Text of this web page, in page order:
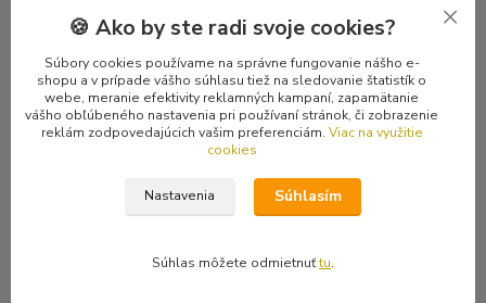
🍪 Ako by ste radi svoje cookies?
Súbory cookies používame na správne fungovanie nášho e-
shopu a v prípade vášho súhlasu tiež na sledovanie štatistík o
webe, meranie efektivity reklamných kampaní, zapamätanie
vášho obľúbeného nastavenia pri používaní stránok, či zobrazenie
reklám zodpovedajúcich vašim preferenciám. Viac na využitie
cookies
Nastavenia Súhlasím
Súhlas môžete odmietnuťtu.